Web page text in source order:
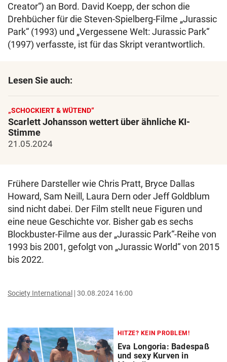
Creator“) an Bord. David Koepp, der schon die
Drehbücher für die Steven-Spielberg-Filme „Jurassic
Park“ (1993) und „Vergessene Welt: Jurassic Park“
(1997) verfasste, ist für das Skript verantwortlich.
Lesen Sie auch:
„SCHOCKIERT & WÜTEND“
Scarlett Johansson wettert über ähnliche KI-
Stimme
21.05.2024
Frühere Darsteller wie Chris Pratt, Bryce Dallas
Howard, Sam Neill, Laura Dern oder Jeff Goldblum
sind nicht dabei. Der Film stellt neue Figuren und
eine neue Geschichte vor. Bisher gab es sechs
Blockbuster-Filme aus der „Jurassic Park“-Reihe von
1993 bis 2001, gefolgt von „Jurassic World“ von 2015
bis 2022.
Society International 30.08.2024 16:00
HITZE? KEIN PROBLEM!
Eva Longoria: Badespaß
und sexy Kurven in